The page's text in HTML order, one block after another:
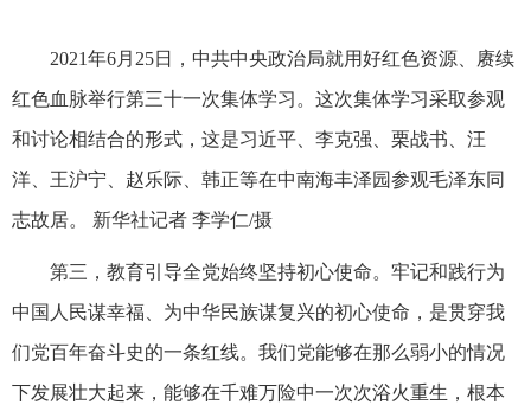
2021年6月25日，中共中央政治局就用好红色资源、赓续
红色血脉举行第三十一次集体学习。这次集体学习采取参观
和讨论相结合的形式，这是习近平、李克强、栗战书、汪
洋、王沪宁、赵乐际、韩正等在中南海丰泽园参观毛泽东同
志故居。 新华社记者 李学仁/摄
第三，教育引导全党始终坚持初心使命。牢记和践行为
中国人民谋幸福、为中华民族谋复兴的初心使命，是贯穿我
们党百年奋斗史的一条红线。我们党能够在那么弱小的情况
下发展壮大起来，能够在千难万险中一次次浴火重生，根本